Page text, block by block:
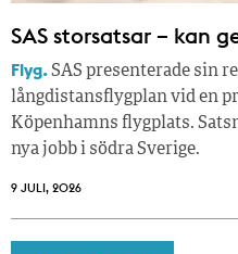
SAS storsatsar – kan
Flyg.SAS presenterade sin
långdistansflygplan vid en
Köpenhamns flygplats.
nya jobb i södra Sverige.
9 JULI, 2026